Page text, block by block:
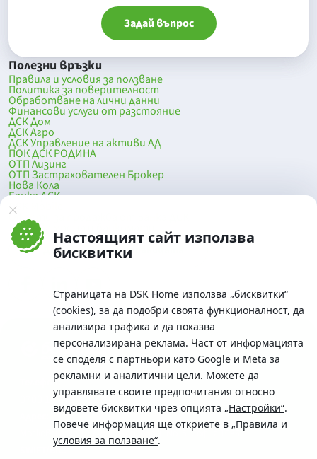
Настоящият сайт използва
бисквитки
Страницата на DSK Home използва „бисквитки“
(cookies), за да подобри своята функционалност, да
анализира трафика и да показва
персонализирана реклама. Част от информацията
се споделя с партньори като Google и Meta за
рекламни и аналитични цели. Можете да
управлявате своите предпочитания относно
видовете бисквитки чрез опцията „Настройки“.
Повече информация ще откриете в „Правила и
условия за ползване“.
Задай въпрос
Полезни връзки
Правила и условия за ползване
Политика за поверителност
Обработване на лични данни
Финансови услуги от разстояние
ДСК Дом
ДСК Агро
ДСК Управление на активи АД
ПОК ДСК РОДИНА
ОТП Лизинг
ОТП Застрахователен Брокер
Нова Кола
Банка ДСК
DSK Mobile
Оферти за продажба от Банка ДСК
Клонова мрежа и банкомати
До началото на страницата
Телефон:
0700 10 375 / *2375
Московска No.19 / ул. Г. Бенковски No. 5, София 1036
SWIFT/BIC: